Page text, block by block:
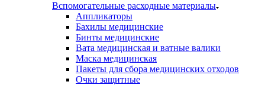
Вспомогательные расходные материалы
Аппликаторы
Бахилы медицинские
Бинты медицинские
Вата медицинская и ватные валики
Маска медицинская
Пакеты для сбора медицинских отходов
Очки защитные